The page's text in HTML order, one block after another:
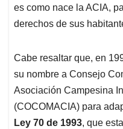
es como nace la ACIA,
derechos de sus
Cabe resaltar que, en
su nombre a Consejo
Asociación Campesina
(COCOMACIA) para
Ley 70 de 1993, que